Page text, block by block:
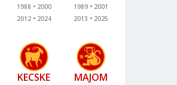
1988
2000
2012
2024
1989
2001
2013
2025
KECSKE MAJOM